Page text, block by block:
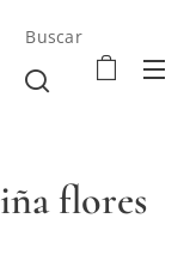
Buscar
flores